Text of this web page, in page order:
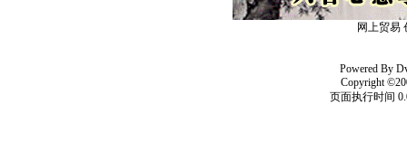
网上贸易
Powered By
Copyright
页面执行时间